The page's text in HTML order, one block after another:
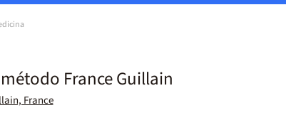
France Guillain
France